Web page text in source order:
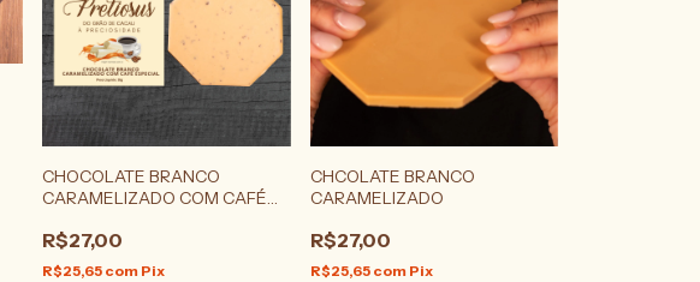
CHOCOLATE BRANCO
CARAMELIZADO COM CAFÉ
R$27,00
R$25,65 com Pix
CHCOLATE BRANCO
CARAMELIZADO
R$27,00
R$25,65 com Pix